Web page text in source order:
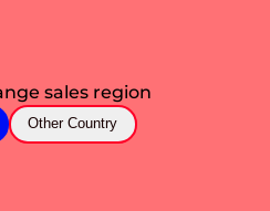
sales region
Other Country